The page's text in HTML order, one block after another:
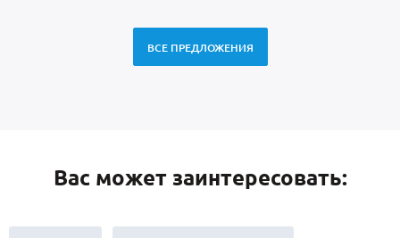
ВСЕ ПРЕДЛОЖЕНИЯ
Вас может заинтересовать: